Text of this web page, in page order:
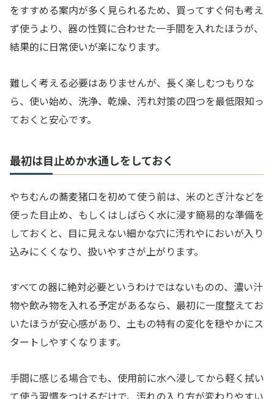
をすすめる案内が多く見られるため、買ってすぐ何も考え
ず使うより、器の性質に合わせた一手間を入れたほうが、
結果的に日常使いが楽になります。
難しく考える必要はありませんが、長く楽しむつもりな
ら、使い始め、洗浄、乾燥、汚れ対策の四つを最低限知っ
ておくと安心です。
最初は目止めか水通しをしておく
やちむんの蕎麦猪口を初めて使う前は、米のとぎ汁などを
使った目止め、もしくはしばらく水に浸す簡易的な準備を
しておくと、目に見えない細かな穴に汚れやにおいが入り
込みにくくなり、扱いやすさが上がります。
すべての器に絶対必要というわけではないものの、濃い汁
物や飲み物を入れる予定があるなら、最初に一度整えてお
いたほうが安心感があり、土もの特有の変化を穏やかにス
タートしやすくなります。
手間に感じる場合でも、使用前に水へ浸してから軽く拭い